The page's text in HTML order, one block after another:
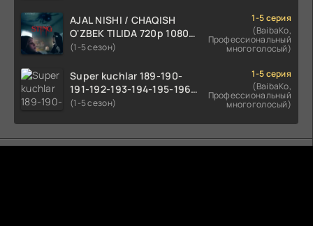
AJAL NISHI / CHAQISH
O'ZBEK TILIDA 720p 1080p
Full HD (2024) Tarjima
(1-5 сезон)
1-5 серия
(BaibaKo,
Профессиональный
многоголосый)
Super kuchlar 189-190-
191-192-193-194-195-196-
197-198-199-200 Qism
tarjima seryal
(1-5 сезон)
1-5 серия
(BaibaKo,
Профессиональный
многоголосый)